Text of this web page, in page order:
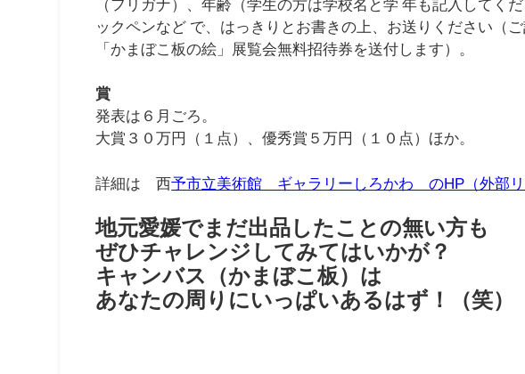
（フリガナ）、年齢（学生の方は学校名と学 年も記入してく
ックペンなど で、はっきりとお書きの上、お送りください（
「かまぼこ板の絵」展覧会無料招待券を送付します）。
賞
発表は６月ごろ。
大賞３０万円（１点）、優秀賞５万円（１０点）ほか。
詳細は 西予市立美術館 ギャラリーしろかわ のHP（外部リ
地元愛媛でまだ出品したことの無い方も
ぜひチャレンジしてみてはいかが？
キャンバス（かまぼこ板）は
あなたの周りにいっぱいあるはず！（笑）